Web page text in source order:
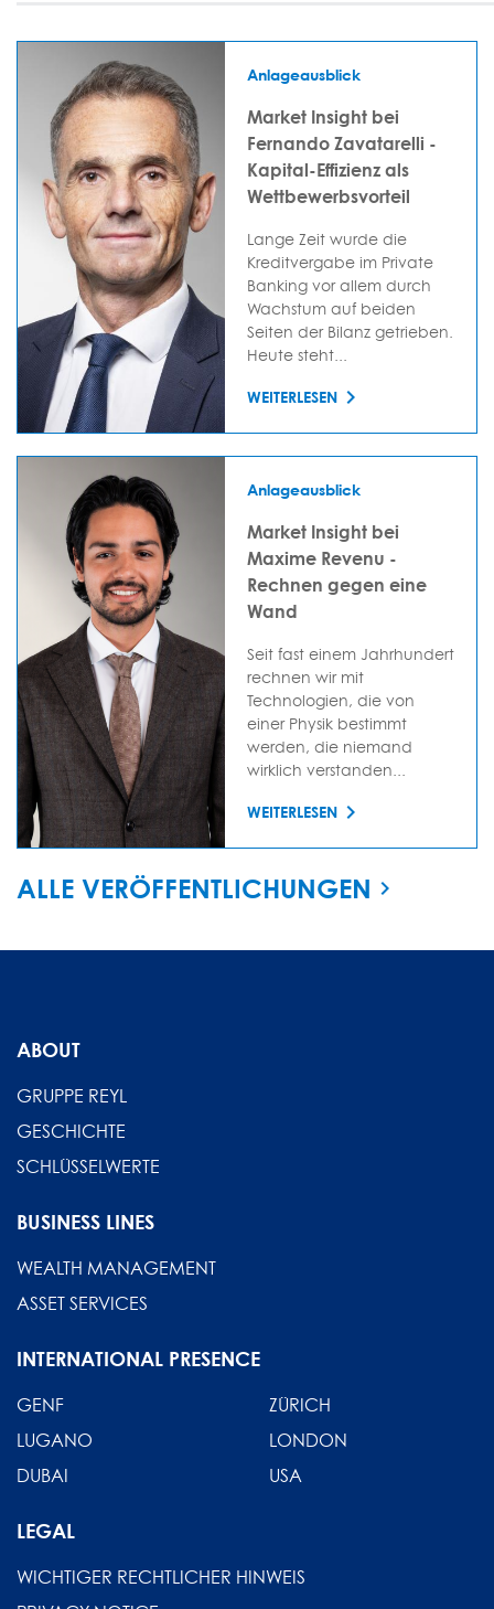
Anlageausblick
Market Insight bei
Fernando Zavatarelli -
Kapital-Effizienz als
Wettbewerbsvorteil
Lange Zeit wurde die
Kreditvergabe im Private
Banking vor allem durch
Wachstum auf beiden
Seiten der Bilanz getrieben.
Heute steht...
WEITERLESEN
Anlageausblick
Market Insight bei
Maxime Revenu -
Rechnen gegen eine
Wand
Seit fast einem Jahrhundert
rechnen wir mit
Technologien, die von
einer Physik bestimmt
werden, die niemand
wirklich verstanden...
WEITERLESEN
ALLE VERÖFFENTLICHUNGEN
ABOUT
GRUPPE REYL
GESCHICHTE
SCHLÜSSELWERTE
BUSINESS LINES
WEALTH MANAGEMENT
ASSET SERVICES
INTERNATIONAL PRESENCE
GENF
ZÜRICH
LUGANO
LONDON
DUBAI
USA
LEGAL
WICHTIGER RECHTLICHER HINWEIS